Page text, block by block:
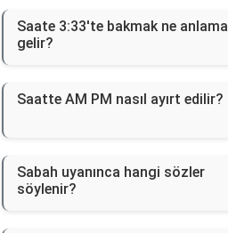
Saate 3:33'te bakmak ne anlama
gelir?
Saatte AM PM nasıl ayırt edilir?
Sabah uyanınca hangi sözler
söylenir?